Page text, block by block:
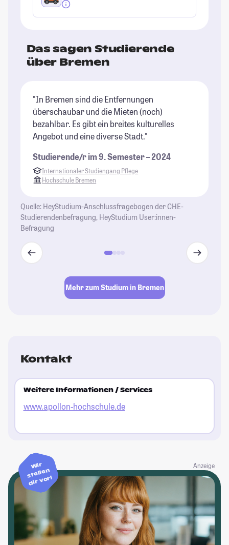
Das sagen Studierende
über Bremen
"In Bremen sind die Entfernungen
überschaubar und die Mieten (noch)
bezahlbar. Es gibt ein breites kulturelles
Angebot und eine diverse Stadt."
Studierende/r im 9. Semester – 2024
Internationaler Studiengang Pflege
Hochschule Bremen
Quelle: HeyStudium-Anschlussfragebogen der CHE-
Studierendenbefragung, HeyStudium User:innen-
Befragung
Mehr zum Studium in Bremen
Kontakt
Weitere Informationen / Services
www.apollon-hochschule.de
Anzeige
Wir
stellen
dir vor!